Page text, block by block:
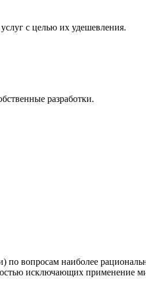
с целью их удешевления.
разработки.
по вопросам наиболее
исключающих применение